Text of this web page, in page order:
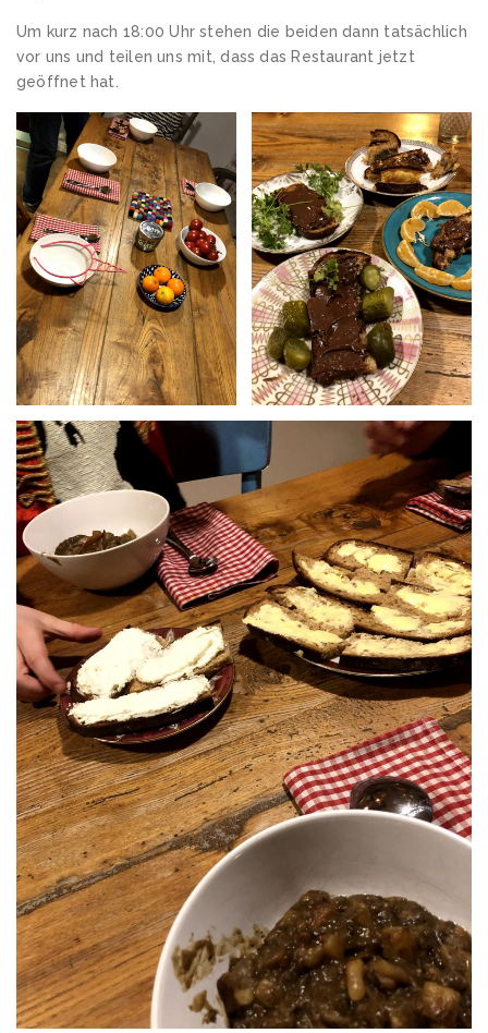
Um kurz nach 18:00 Uhr stehen die beiden dann tatsächlich
vor uns und teilen uns mit, dass das Restaurant jetzt
geöffnet hat.